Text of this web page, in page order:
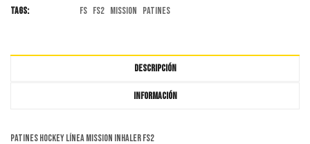
Tags:
FS FS2 mission patines
DESCRIPCIÓN
INFORMACIÓN
PATINES HOCKEY LÍNEA MISSION INHALER FS2